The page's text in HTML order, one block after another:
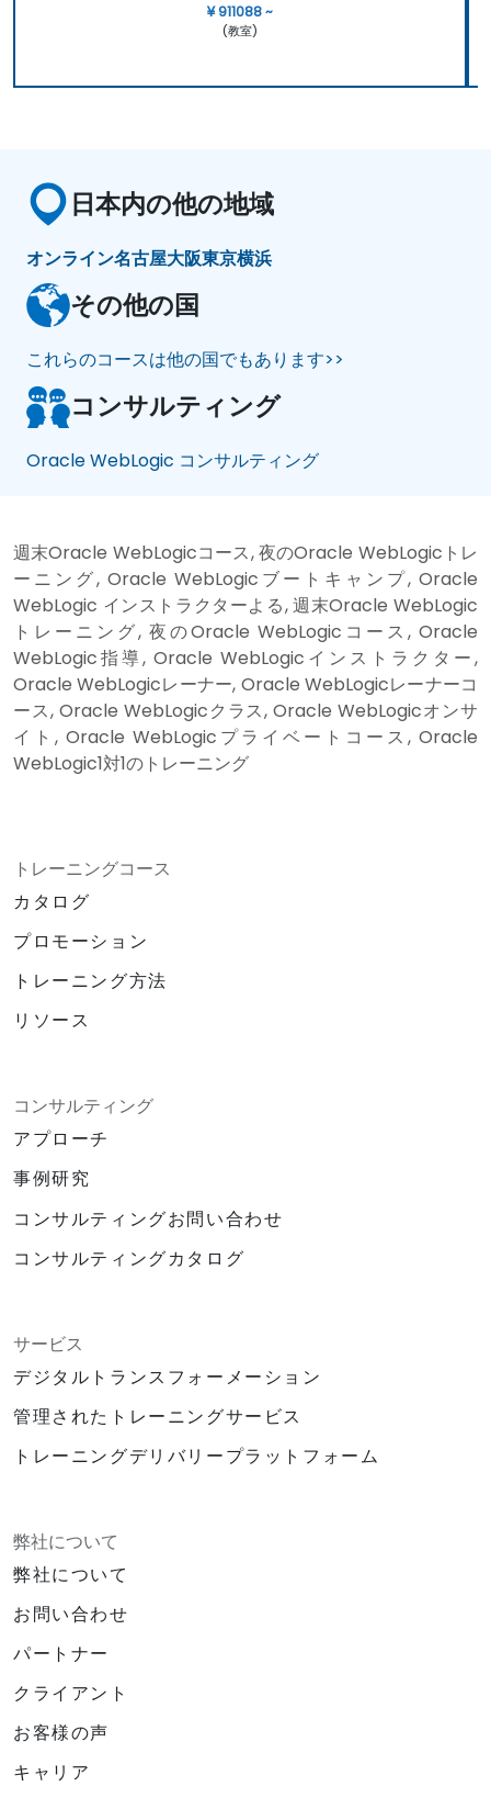
¥ 911088 ~
(教室)
日本内の他の地域
オンライン名古屋大阪東京横浜
その他の国
これらのコースは他の国でもあります>>
コンサルティング
Oracle WebLogic コンサルティング
週末Oracle WebLogicコース, 夜のOracle WebLogicトレ
ーニング, Oracle WebLogicブートキャンプ, Oracle
WebLogic インストラクターよる, 週末Oracle WebLogic
トレーニング, 夜のOracle WebLogicコース, Oracle
WebLogic指導, Oracle WebLogicインストラクター,
Oracle WebLogicレーナー, Oracle WebLogicレーナーコ
ース, Oracle WebLogicクラス, Oracle WebLogicオンサ
イト, Oracle WebLogicプライベートコース, Oracle
WebLogic1対1のトレーニング
トレーニングコース
カタログ
プロモーション
トレーニング方法
リソース
コンサルティング
アプローチ
事例研究
コンサルティングお問い合わせ
コンサルティングカタログ
サービス
デジタルトランスフォーメーション
管理されたトレーニングサービス
トレーニングデリバリープラットフォーム
弊社について
弊社について
お問い合わせ
パートナー
クライアント
お客様の声
キャリア